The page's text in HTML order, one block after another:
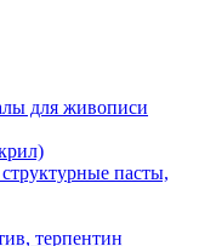
для живописи
пасты,
терпентин